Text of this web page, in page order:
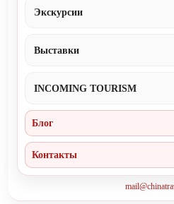
Экскурсии
Выставки
INCOMING TOURISM
Блог
Контакты